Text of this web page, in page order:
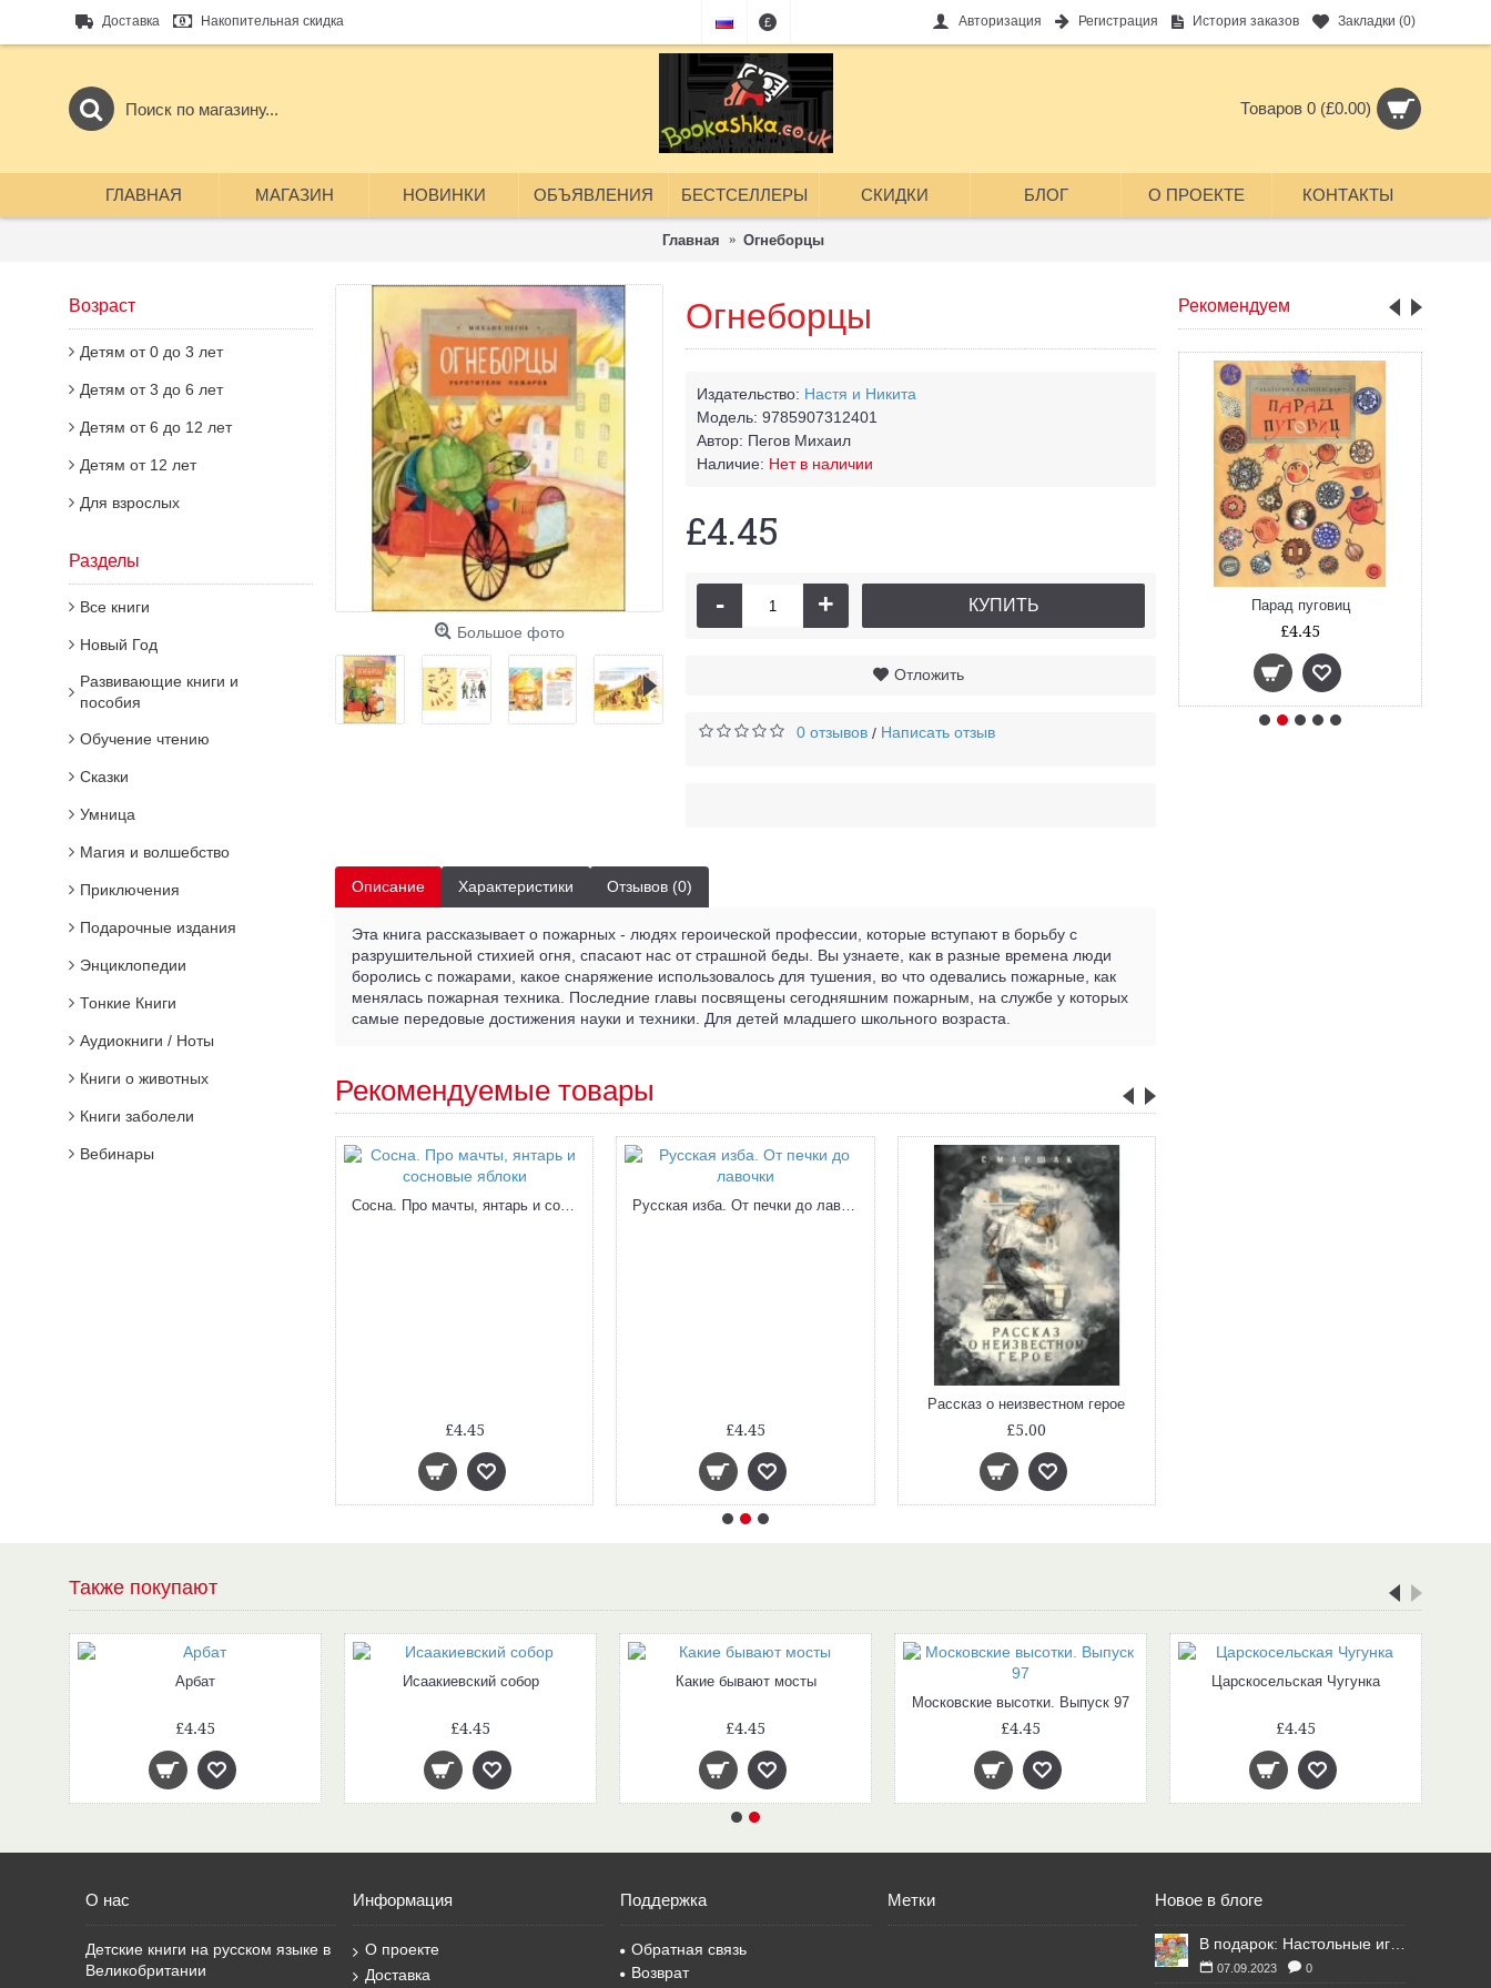
Доставка Накопительная скидка £ Авторизация Регистрация История заказов Закладки (0)
Товаров 0 (£0.00)
ГЛАВНАЯ МАГАЗИН НОВИНКИ ОБЪЯВЛЕНИЯ БЕСТСЕЛЛЕРЫ СКИДКИ БЛОГ О ПРОЕКТЕ КОНТАКТЫ
Главная Огнеборцы
Возраст
Детям от 0 до 3 лет
Детям от 3 до 6 лет
Детям от 6 до 12 лет
Детям от 12 лет
Для взрослых
Разделы
Все книги
Новый Год
Развивающие книги и
пособия
Обучение чтению
Сказки
Умница
Магия и волшебство
Приключения
Подарочные издания
Энциклопедии
Тонкие Книги
Аудиокниги / Ноты
Книги о животных
Книги заболели
Вебинары
Рекомендуем
Кому мороженого
£4.45
Парад пуговиц
£4.45
Большое фото
Огнеборцы
Издательство: Настя и Никита
Модель: 9785907312401
Автор: Пегов Михаил
Наличие: Нет в наличии
£4.45
- + КУПИТЬ
Отложить
0 отзывов / Написать отзыв
Описание Характеристики Отзывов (0)
Эта книга рассказывает о пожарных - людях героической профессии, которые вступают в борьбу с
разрушительной стихией огня, спасают нас от страшной беды. Вы узнаете, как в разные времена люди
боролись с пожарами, какое снаряжение использовалось для тушения, во что одевались пожарные, как
менялась пожарная техника. Последние главы посвящены сегодняшним пожарным, на службе у которых
самые передовые достижения науки и техники. Для детей младшего школьного возраста.
Рекомендуемые товары
Сосна. Про мачты, янтарь и сосновые яблоки
£4.45
Русская изба. От печки до лавочки
£4.45
Рассказ о неизвестном герое
£5.00
Также покупают
Арбат
£4.45
Исаакиевский собор
£4.45
Какие бывают мосты
£4.45
Московские высотки. Выпуск 97
£4.45
Царскосельская Чугунка
£4.45
О нас
Детские книги на русском языке в
Великобритании
Информация
О проекте
Доставка
Поддержка
Обратная связь
Возврат
Метки Новое в блоге
В подарок: Настольные игры для Ваших британских друзей
07.09.2023 0